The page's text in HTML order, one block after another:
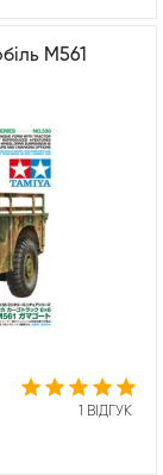
M561
1 ВІДГУК